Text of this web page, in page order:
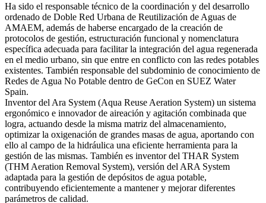
Ha sido el responsable técnico de la coordinación y del desarrollo
ordenado de Doble Red Urbana de Reutilización de Aguas de
AMAEM, además de haberse encargado de la creación de
protocolos de gestión, estructuración funcional y nomenclatura
específica adecuada para facilitar la integración del agua regenerada
en el medio urbano, sin que entre en conflicto con las redes potables
existentes. También responsable del subdominio de conocimiento de
Redes de Agua No Potable dentro de GeCon en SUEZ Water
Spain.
Inventor del Ara System (Aqua Reuse Aeration System) un sistema
ergonómico e innovador de aireación y agitación combinada que
logra, actuando desde la misma matriz del almacenamiento,
optimizar la oxigenación de grandes masas de agua, aportando con
ello al campo de la hidráulica una eficiente herramienta para la
gestión de las mismas. También es inventor del THAR System
(THM Aeration Removal System), versión del ARA System
adaptada para la gestión de depósitos de agua potable,
contribuyendo eficientemente a mantener y mejorar diferentes
parámetros de calidad.